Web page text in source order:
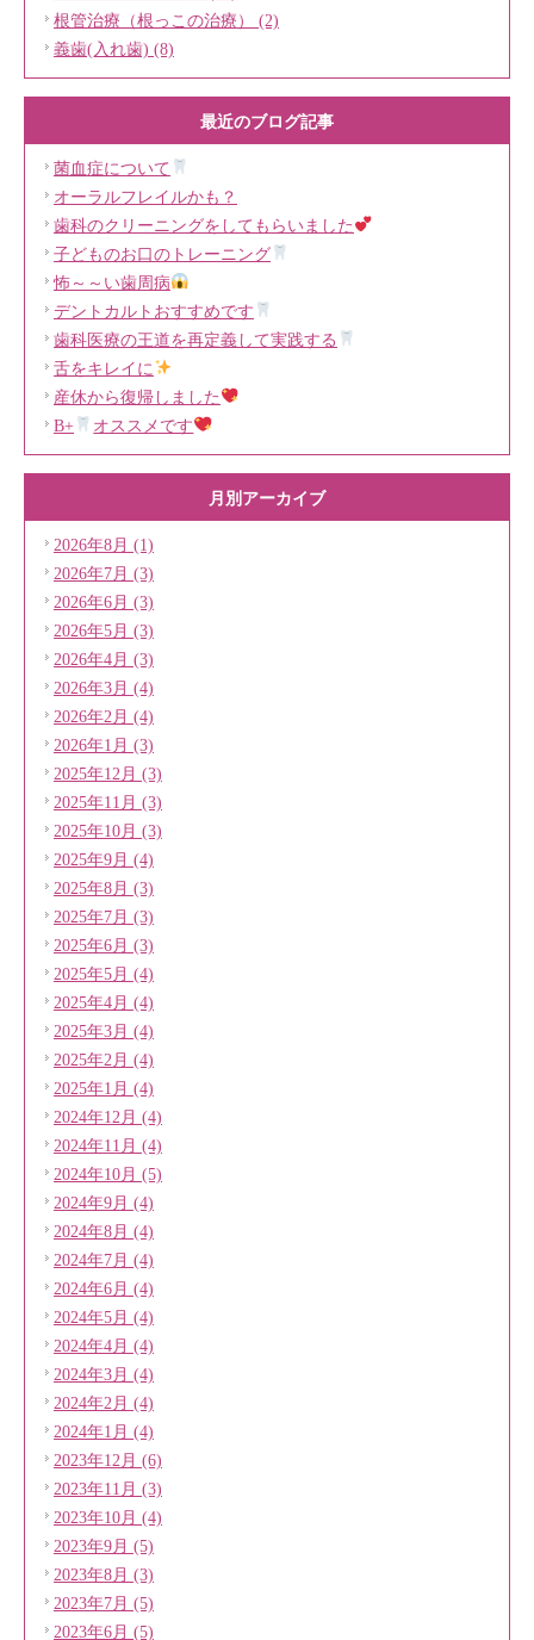
根管治療（根っこの治療） (2)
義歯(入れ歯) (8)
最近のブログ記事
菌血症について
オーラルフレイルかも？
歯科のクリーニングをしてもらいました
子どものお口のトレーニング
怖～～い歯周病
デントカルトおすすめです
歯科医療の王道を再定義して実践する
舌をキレイに
産休から復帰しました
B+
オススメです
月別アーカイブ
2026年8月 (1)
2026年7月 (3)
2026年6月 (3)
2026年5月 (3)
2026年4月 (3)
2026年3月 (4)
2026年2月 (4)
2026年1月 (3)
2025年12月 (3)
2025年11月 (3)
2025年10月 (3)
2025年9月 (4)
2025年8月 (3)
2025年7月 (3)
2025年6月 (3)
2025年5月 (4)
2025年4月 (4)
2025年3月 (4)
2025年2月 (4)
2025年1月 (4)
2024年12月 (4)
2024年11月 (4)
2024年10月 (5)
2024年9月 (4)
2024年8月 (4)
2024年7月 (4)
2024年6月 (4)
2024年5月 (4)
2024年4月 (4)
2024年3月 (4)
2024年2月 (4)
2024年1月 (4)
2023年12月 (6)
2023年11月 (3)
2023年10月 (4)
2023年9月 (5)
2023年8月 (3)
2023年7月 (5)
2023年6月 (5)